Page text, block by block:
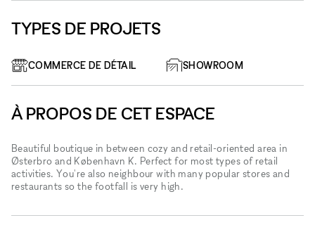
TYPES DE PROJETS
COMMERCE DE DÉTAIL SHOWROOM
À PROPOS DE CET ESPACE
Beautiful boutique in between cozy and retail-oriented area in
Østerbro and København K. Perfect for most types of retail
activities. You're also neighbour with many popular stores and
restaurants so the footfall is very high.